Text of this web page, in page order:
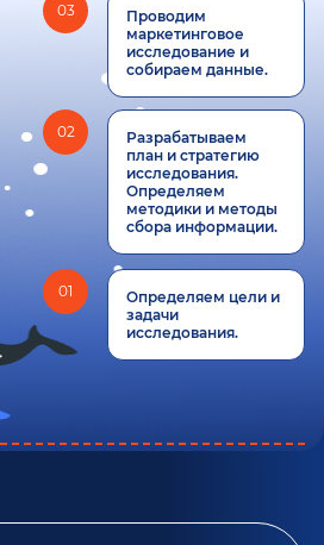
03
Проводим
маркетинговое
исследование и
собираем данные.
02
Разрабатываем
план и стратегию
исследования.
Определяем
методики и методы
сбора информации.
01
Определяем цели и
задачи
исследования.